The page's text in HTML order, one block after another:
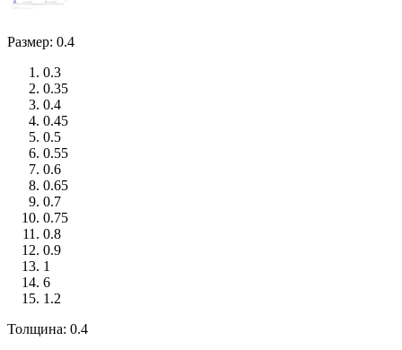
Размер: 0.4
0.3
0.35
0.4
0.45
0.5
0.55
0.6
0.65
0.7
0.75
0.8
0.9
1
6
1.2
Толщина: 0.4